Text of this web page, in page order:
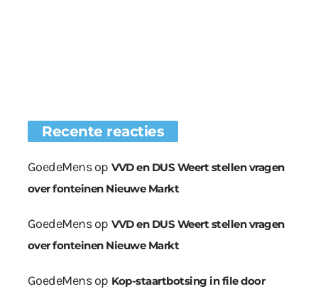
Recente reacties
GoedeMensop VVD en DUS Weert stellen vragen
over fonteinen Nieuwe Markt
GoedeMensop VVD en DUS Weert stellen vragen
over fonteinen Nieuwe Markt
GoedeMensop Kop-staartbotsing in file door